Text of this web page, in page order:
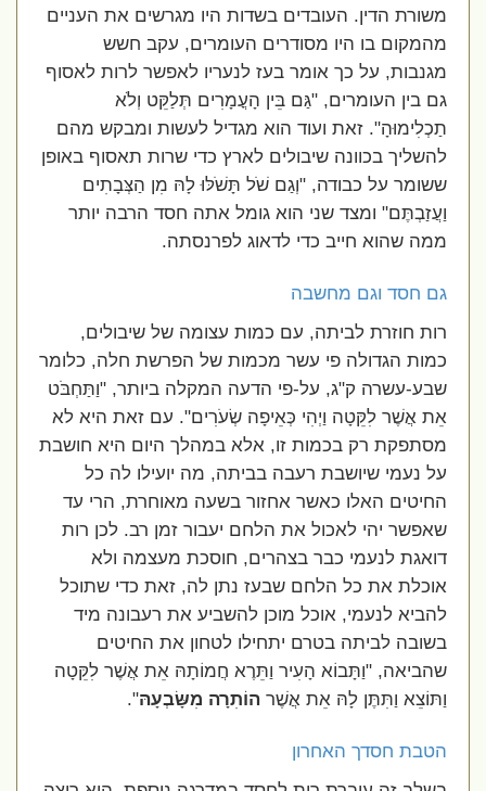
משורת הדין. העובדים בשדות היו מגרשים את העניים
מהמקום בו היו מסודרים העומרים, עקב חשש
מגנבות, על כך אומר בעז לנעריו לאפשר לרות לאסוף
גם בין העומרים, "גַּם בֵּין הָעֳמָרִים תְּלַקֵּט וְלֹא
תַכְלִימוּהָ". זאת ועוד הוא מגדיל לעשות ומבקש מהם
להשליך בכוונה שיבולים לארץ כדי שרות תאסוף באופן
ששומר על כבודה, "וְגַם שֹׁל תָּשֹׁלּוּ לָהּ מִן הַצְּבָתִים
וַעֲזַבְתֶּם" ומצד שני הוא גומל אתה חסד הרבה יותר
ממה שהוא חייב כדי לדאוג לפרנסתה.
גם חסד וגם מחשבה
רות חוזרת לביתה, עם כמות עצומה של שיבולים,
כמות הגדולה פי עשר מכמות של הפרשת חלה, כלומר
שבע-עשרה ק"ג, על-פי הדעה המקלה ביותר, "וַתַּחְבֹּט
אֵת אֲשֶׁר לִקֵּטָה וַיְהִי כְּאֵיפָה שְׂעֹרִים". עם זאת היא לא
מסתפקת רק בכמות זו, אלא במהלך היום היא חושבת
על נעמי שיושבת רעבה בביתה, מה יועילו לה כל
החיטים האלו כאשר אחזור בשעה מאוחרת, הרי עד
שאפשר יהי לאכול את הלחם יעבור זמן רב. לכן רות
דואגת לנעמי כבר בצהרים, חוסכת מעצמה ולא
אוכלת את כל הלחם שבעז נתן לה, זאת כדי שתוכל
להביא לנעמי, אוכל מוכן להשביע את רעבונה מיד
בשובה לביתה בטרם יתחילו לטחון את החיטים
שהביאה, "וַתָּבוֹא הָעִיר וַתֵּרֶא חֲמוֹתָהּ אֵת אֲשֶׁר לִקֵּטָה
וַתּוֹצֵא וַתִּתֶּן לָהּ אֵת אֲשֶׁרהוֹתִרָה מִשָּׂבְעָהּ".
הטבת חסדך האחרון